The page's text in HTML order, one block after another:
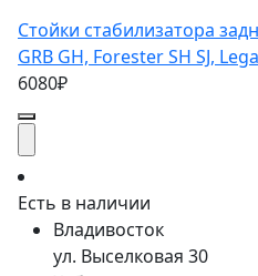
Стойки стабилизатора
GRB GH, Forester SH SJ,
6080₽
Есть в наличии
Владивосток
ул. Выселковая 30